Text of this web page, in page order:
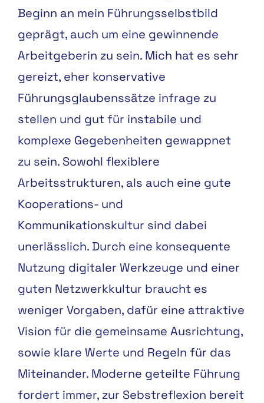
Beginn an mein Führungsselbstbild
geprägt, auch um eine gewinnende
Arbeitgeberin zu sein. Mich hat es sehr
gereizt, eher konservative
Führungsglaubenssätze infrage zu
stellen und gut für instabile und
komplexe Gegebenheiten gewappnet
zu sein. Sowohl flexiblere
Arbeitsstrukturen, als auch eine gute
Kooperations- und
Kommunikationskultur sind dabei
unerlässlich. Durch eine konsequente
Nutzung digitaler Werkzeuge und einer
guten Netzwerkkultur braucht es
weniger Vorgaben, dafür eine attraktive
Vision für die gemeinsame Ausrichtung,
sowie klare Werte und Regeln für das
Miteinander. Moderne geteilte Führung
fordert immer, zur Sebstreflexion bereit